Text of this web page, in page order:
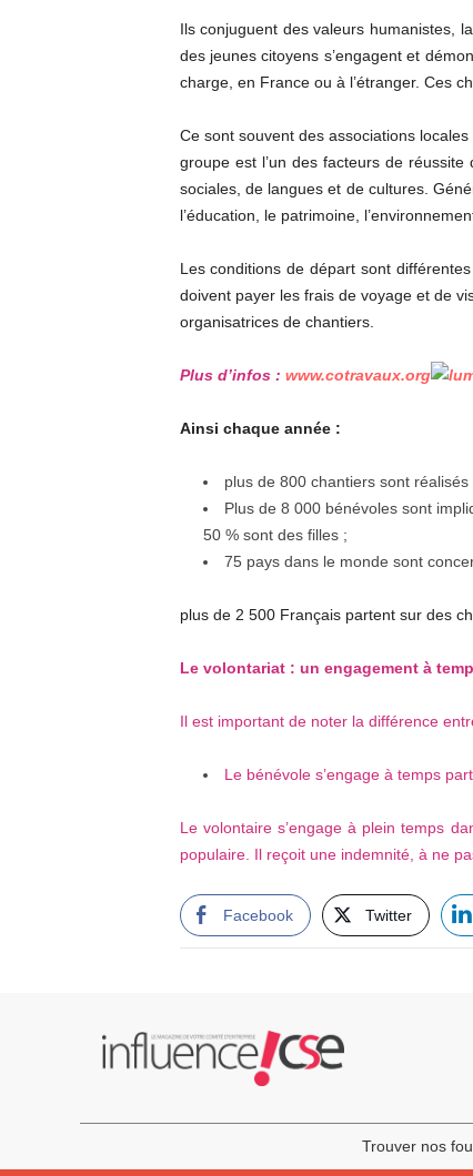
Ils conjuguent des valeurs humanistes,
des jeunes citoyens s’engagent et
charge, en France ou à l’étranger. Ces
Ce sont souvent des associations
groupe est l’un des facteurs de
sociales, de langues et de cultures.
l’éducation, le patrimoine,
Les conditions de départ sont
doivent payer les frais de voyage et de
organisatrices de chantiers.
Plus d’infos : www.cotravaux.org
Ainsi chaque année :
plus de 800 chantiers sont
Plus de 8 000 bénévoles sont
50 % sont des filles ;
75 pays dans le monde sont
plus de 2 500 Français partent sur des
Le volontariat : un engagement à
Il est important de noter la différence
Le bénévole s’engage à temps
Le volontaire s’engage à plein temps
populaire. Il reçoit une indemnité, à ne
Facebook Twitter
Trouver nos